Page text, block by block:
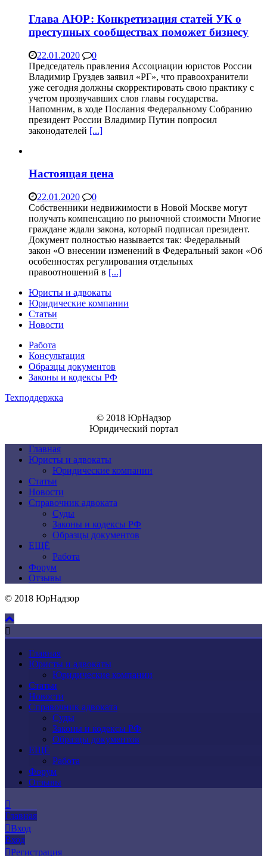
Глава АЮР: Конкретизация статей УК о
преступных сообществах поможет бизнесу
22.01.2020
0
Председатель правления Ассоциации юристов России
Владимир Груздев заявил «РГ», что правоохранители
уже сегодня должны скорректировать свою практику с
учетом прозвучавших слов главы государства.
Напомним, в ходе Послания Федеральному Собранию
президент России Владимир Путин попросил
законодателей [...]
Настоящая цена
22.01.2020
0
Собственники недвижимости в Новой Москве могут
получать компенсацию по рыночной стоимости Многие
граждане ждали закона, который подписал президент.
Документ полностью называется так: Федеральный
закон «О внесении изменений в Федеральный закон «Об
особенностях регулирования отдельных
правоотношений в [...]
Юристы и адвокаты
Юридические компании
Статьи
Новости
Работа
Консультация
Образцы документов
Законы и кодексы РФ
Техподдержка
© 2018 ЮрНадзор
Юридический портал
Главная
Юристы и адвокаты
Юридические компании
Статьи
Новости
Справочник адвоката
Суды
Законы и кодексы РФ
Образцы документов
ЕЩЁ
Работа
Форум
Отзывы
© 2018 ЮрНадзор
Главная
Юристы и адвокаты
Юридические компании
Статьи
Новости
Справочник адвоката
Суды
Законы и кодексы РФ
Образцы документов
ЕЩЁ
Работа
Форум
Отзывы
Главная
Вход
Вход
Регистрация